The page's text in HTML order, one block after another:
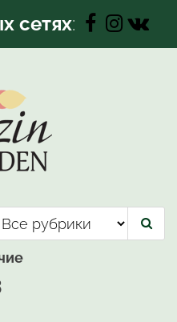
сетях:
центр
Садовый центр, Растения
для вашего сада